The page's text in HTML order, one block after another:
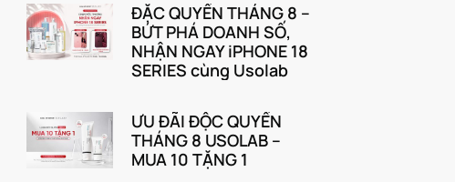
ĐẶC QUYỀN THÁNG 8 –
BỨT PHÁ DOANH SỐ,
NHẬN NGAY iPHONE 18
SERIES cùng Usolab
ƯU ĐÃI ĐỘC QUYỀN
THÁNG 8 USOLAB –
MUA 10 TẶNG 1